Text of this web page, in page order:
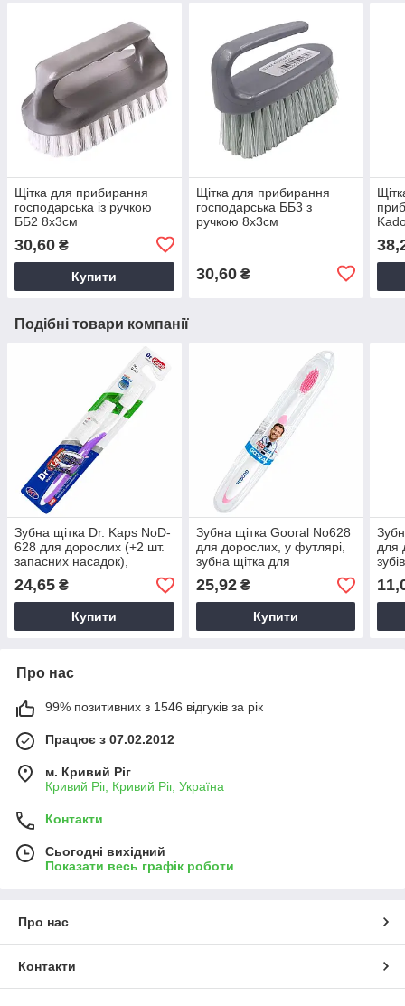
Щітка для прибирання
господарська із ручкою
ББ2 8х3см
30,60 ₴
Купити
Щітка для прибирання
господарська ББ3 з
ручкою 8х3см
30,60₴
Подібні товари компанії
Зубна щітка Dr. Kaps NoD-
628 для дорослих (+2 шт.
запасних насадок),
класична зубна щітка
24,65 ₴
Купити
Зубна щітка Gooral No628
для дорослих, у футлярі,
зубна щітка для
подорожей
25,92₴
Купити
для
Про нас
99% позитивних з 1546 відгуків за рік
Працює з 07.02.2012
м. Кривий Ріг
Кривий Ріг, Кривий Ріг, Україна
Контакти
Сьогодні вихідний
Показати весь графік роботи
Про нас
Контакти